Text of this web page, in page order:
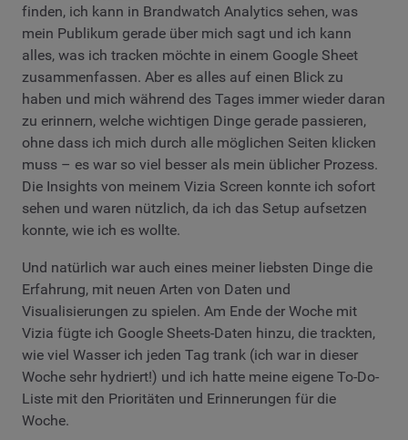
finden, ich kann in Brandwatch Analytics sehen, was
mein Publikum gerade über mich sagt und ich kann
alles, was ich tracken möchte in einem Google Sheet
zusammenfassen. Aber es alles auf einen Blick zu
haben und mich während des Tages immer wieder daran
zu erinnern, welche wichtigen Dinge gerade passieren,
ohne dass ich mich durch alle möglichen Seiten klicken
muss – es war so viel besser als mein üblicher Prozess.
Die Insights von meinem Vizia Screen konnte ich sofort
sehen und waren nützlich, da ich das Setup aufsetzen
konnte, wie ich es wollte.
Und natürlich war auch eines meiner liebsten Dinge die
Erfahrung, mit neuen Arten von Daten und
Visualisierungen zu spielen. Am Ende der Woche mit
Vizia fügte ich Google Sheets-Daten hinzu, die trackten,
wie viel Wasser ich jeden Tag trank (ich war in dieser
Woche sehr hydriert!) und ich hatte meine eigene To-Do-
Liste mit den Prioritäten und Erinnerungen für die
Woche.